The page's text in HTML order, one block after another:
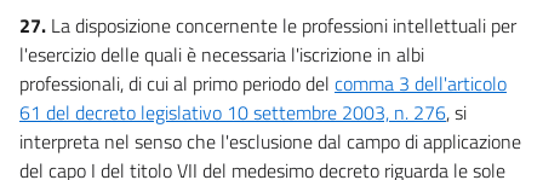
27. La disposizione concernente le professioni intellettuali per
l'esercizio delle quali è necessaria l'iscrizione in albi
professionali, di cui al primo periodo del comma 3 dell'articolo
61 del decreto legislativo 10 settembre 2003, n. 276, si
interpreta nel senso che l'esclusione dal campo di applicazione
del capo I del titolo VII del medesimo decreto riguarda le sole